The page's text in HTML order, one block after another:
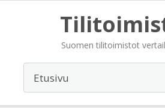
Suomen tilitoimistot